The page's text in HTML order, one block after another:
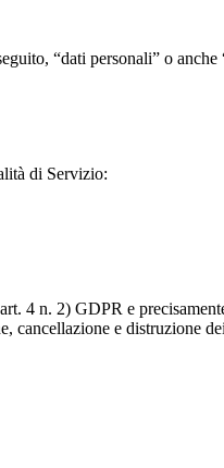
“dati personali” o anche
di Servizio:
4 n. 2) GDPR e
cancellazione e distruzione